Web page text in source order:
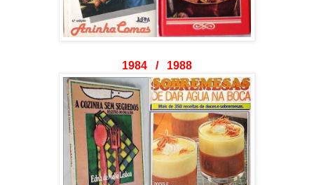
1984 / 1988